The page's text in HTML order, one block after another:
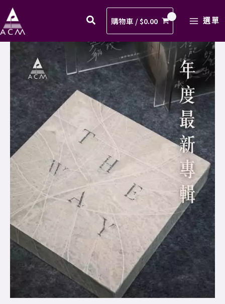
Skip
to
content
購物車 /$0.00
MENU
選單
齊
敬
拜
讚
美
16
－
THE
WAY
念
專
輯
(收
藏
數
拜
讚
美
－
THE
WAY
概
念
專
輯
(收
藏
量